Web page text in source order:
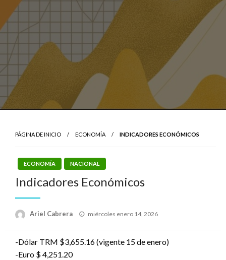
PÁGINA DE INICIO ECONOMÍA INDICADORES ECONÓMICOS
ECONOMÍA NACIONAL
Indicadores Económicos
Ariel Cabrera
Publicado
miércoles enero 14, 2026
-Dólar TRM $3,655.16 (vigente 15 de enero)
-Euro $ 4,251.20